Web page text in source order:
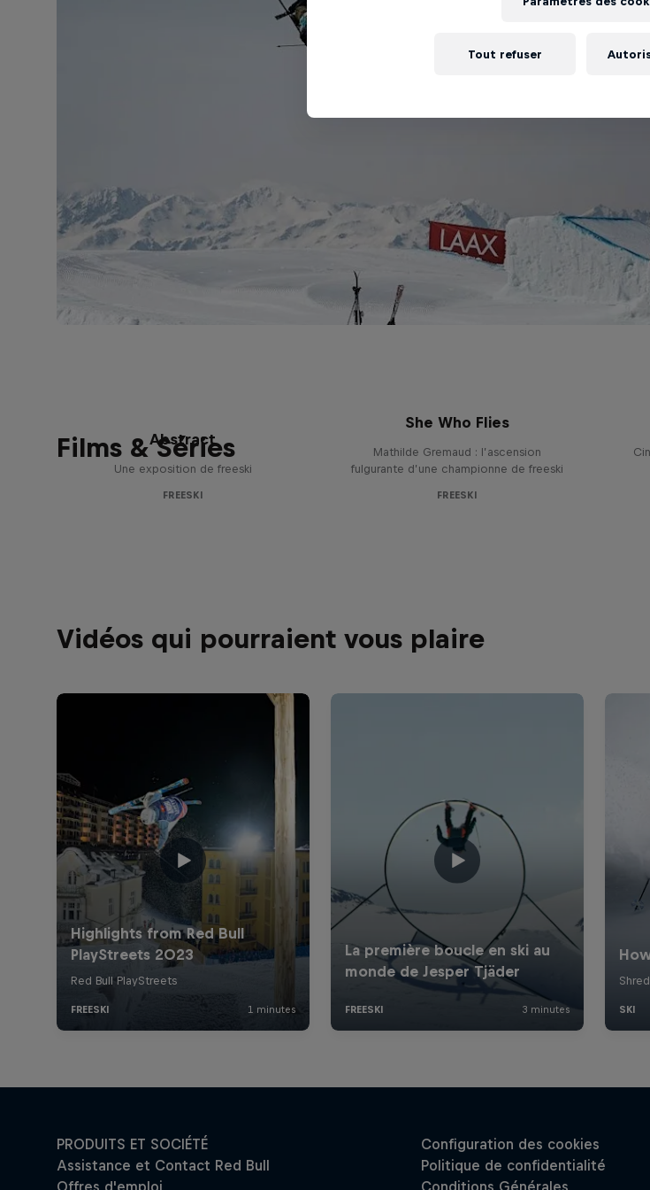
Films & Séries
Abstract
Une exposition de freeski
FREESKI
She Who Flies
Mathilde Gremaud : l’ascension
fulgurante d’une championne de freeski
FREESKI
Vidéos qui pourraient vous plaire
Tout refuser